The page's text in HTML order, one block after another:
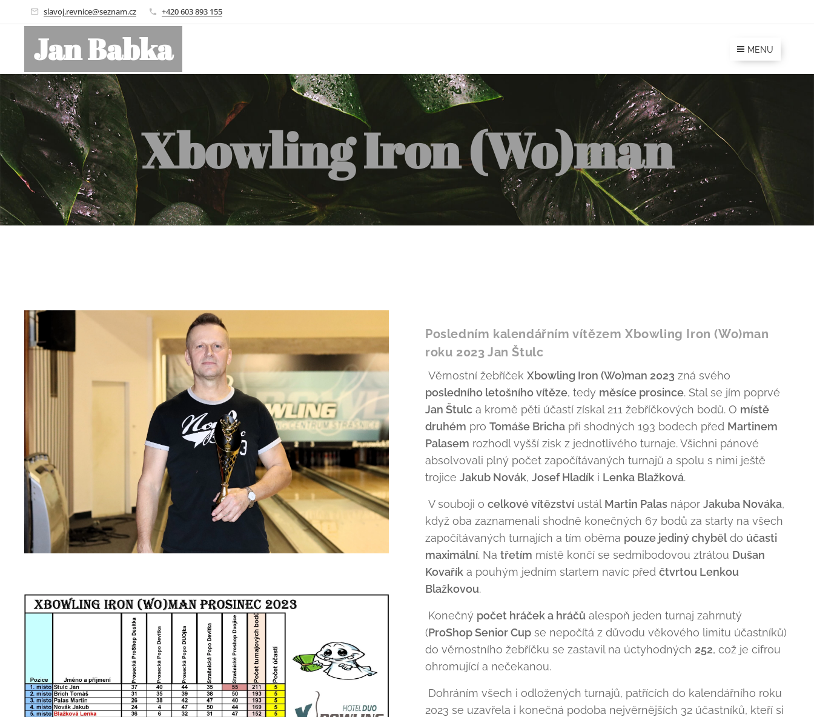
slavoj.revnice@seznam.cz +420 603 893 155
Jan Babka MENU
Xbowling Iron (Wo)man
Posledním kalendářním vítězem Xbowling Iron (Wo)man
roku 2023 Jan Štulc
Věrnostní žebříček Xbowling Iron (Wo)man 2023 zná svého
posledního letošního vítěze, tedy měsíce prosince. Stal se jím poprvé
Jan Štulc a kromě pěti účastí získal 211 žebříčkových bodů. O místě
druhém pro Tomáše Bricha při shodných 193 bodech před Martinem
Palasem rozhodl vyšší zisk z jednotlivého turnaje. Všichni pánové
absolvovali plný počet započítávaných turnajů a spolu s nimi ještě
trojice Jakub Novák, Josef Hladík i Lenka Blažková.
V souboji o celkové vítězství ustál Martin Palas nápor Jakuba Nováka,
když oba zaznamenali shodně konečných 67 bodů za starty na všech
započítávaných turnajích a tím oběma pouze jediný chyběldo účasti
maximální. Na třetím místě končí se sedmibodovou ztrátou Dušan
Kovařík a pouhým jedním startem navíc před čtvrtou Lenkou
Blažkovou.
Konečný počet hráček a hráčů alespoň jeden turnaj zahrnutý
(ProShop Senior Cup se nepočítá z důvodu věkového limitu účastníků)
do věrnostního žebříčku se zastavil na úctyhodných 252, což je cifrou
ohromující a nečekanou.
Dohráním všech i odložených turnajů, patřících do kalendářního roku
2023 se uzavřela i konečná podoba nejvěrnějších 32 účastníků, kteří si